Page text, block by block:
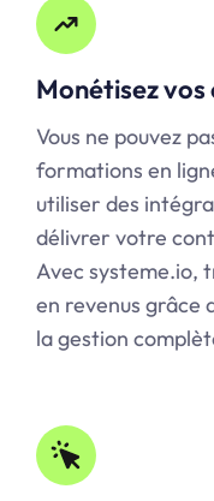
Monétisez
Vous ne pouvez
formations en
utiliser des
délivrer votre
Avec systeme.io,
en revenus grâce
la gestion